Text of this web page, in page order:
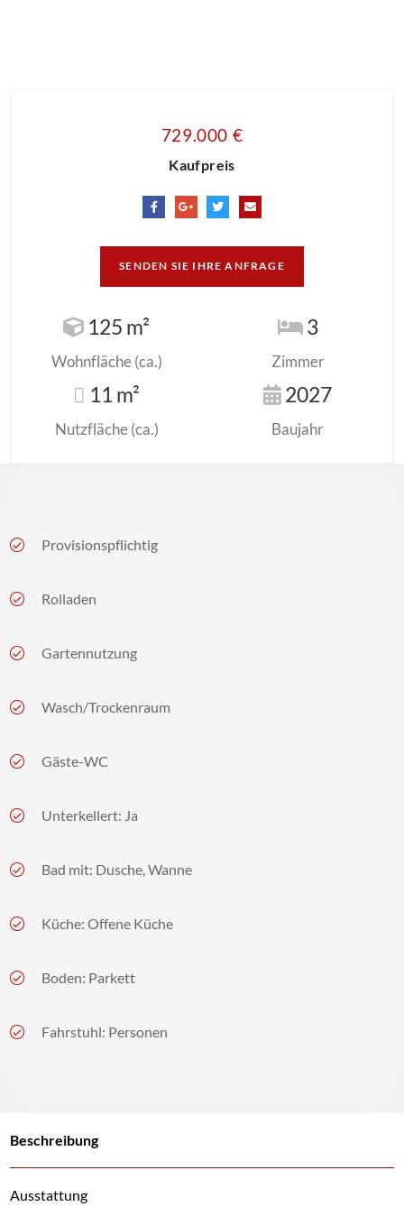
729.000 €
Kaufpreis
SENDEN SIE IHRE ANFRAGE
125 m²
Wohnfläche (ca.)
3
Zimmer
11 m²
Nutzfläche (ca.)
2027
Baujahr
Provisionspflichtig
Rolladen
Gartennutzung
Wasch/Trockenraum
Gäste-WC
Unterkellert: Ja
Bad mit: Dusche, Wanne
Küche: Offene Küche
Boden: Parkett
Fahrstuhl: Personen
Beschreibung
Ausstattung